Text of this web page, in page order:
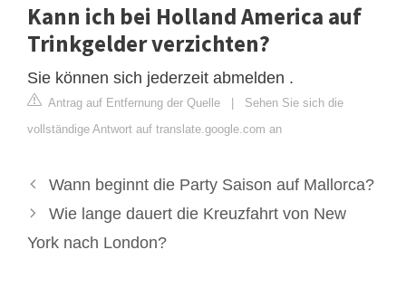
Kann ich bei Holland America auf
Trinkgelder verzichten?
Sie können sich jederzeit abmelden .
Antrag auf Entfernung der Quelle | Sehen Sie sich die
vollständige Antwort auf translate.google.com an
Wann beginnt die Party Saison auf Mallorca?
Wie lange dauert die Kreuzfahrt von New
York nach London?